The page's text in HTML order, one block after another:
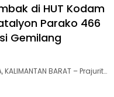
di HUT Kodam
Parako 466
Gemilang
BARAT – Prajurit…